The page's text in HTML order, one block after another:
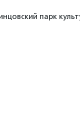
парк